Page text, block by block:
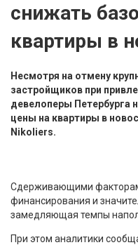
снижать
квартиры в
Несмотря на отмену
застройщиков при
девелоперы Петербурга
цены на квартиры в
Nikoliers.
Сдерживающими
финансирования и
замедляющая темпы
При этом аналитики